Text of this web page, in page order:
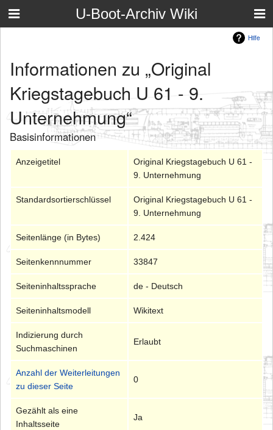
U-Boot-Archiv Wiki
Hilfe
Informationen zu „Original
Kriegstagebuch U 61 - 9.
Unternehmung“
Basisinformationen
Anzeigetitel
Original Kriegstagebuch U 61 -
9. Unternehmung
Standardsortierschlüssel
Original Kriegstagebuch U 61 -
9. Unternehmung
Seitenlänge (in Bytes) 2.424
Seitenkennnummer 33847
Seiteninhaltssprache de - Deutsch
Seiteninhaltsmodell Wikitext
Indizierung durch
Suchmaschinen
Erlaubt
Anzahl der Weiterleitungen
zu dieser Seite
0
Gezählt als eine
Inhaltsseite
Ja